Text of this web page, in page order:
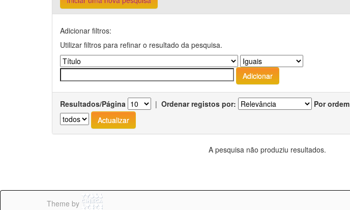
Adicionar filtros:
Utilizar filtros para refinar o resultado da pesquisa.
Resultados/Página | Ordenar registos por: Por ordem
A pesquisa não produziu resultados.
Theme by